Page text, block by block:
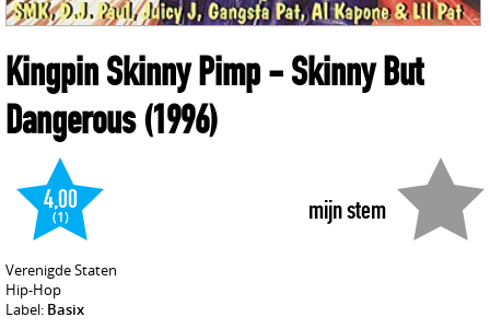
Kingpin Skinny Pimp- Skinny But
Dangerous(1996)
mijn stem
4,00
(1)
Verenigde Staten
Hip-Hop
Label: Basix